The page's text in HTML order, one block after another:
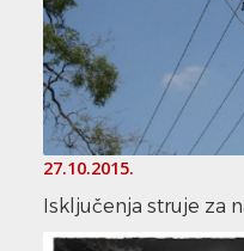
27.10.2015.
Isključenja struje za